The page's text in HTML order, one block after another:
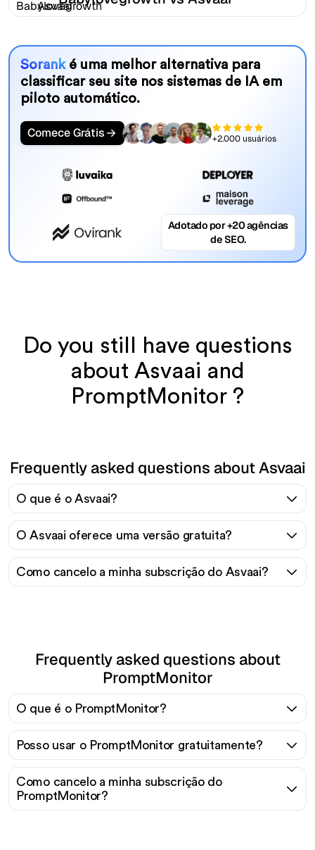
Sorank é uma melhor alternativa para
classificar seu site nos sistemas de IA em
piloto automático.
Comece Grátis +2.000 usuários
Adotado por +20 agências
de SEO.
Do you still have questions
about Asvaai and
PromptMonitor ?
Frequently asked questions about Asvaai
O que é o Asvaai?
O Asvaai oferece uma versão gratuita?
Como cancelo a minha subscrição do Asvaai?
Frequently asked questions about
PromptMonitor
O que é o PromptMonitor?
Posso usar o PromptMonitor gratuitamente?
Como cancelo a minha subscrição do
PromptMonitor?